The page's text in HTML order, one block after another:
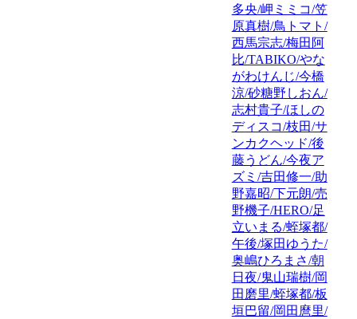
多央/岬ミミコ/笠
原真樹/鳥トマト/
西馬宗志/梅田阿
比/TABIKO/やな
がわけんじ/今橋
涼/砂糖野しおん/
志村貴子/ほしの
ディスコ/枝田/サ
ンカクヘッド/後
藤うどん/今夜ア
ズミ/吉田修一/助
野嘉昭/下元朗/売
野機子/HERO/足
立いまる/蛭塚都/
午後/塚田ゆうた/
奥嶋ひろまさ/朝
日夜/鬼山瑞樹/岡
田磨里/蛭塚都/板
垣巴留/岡田麿里/